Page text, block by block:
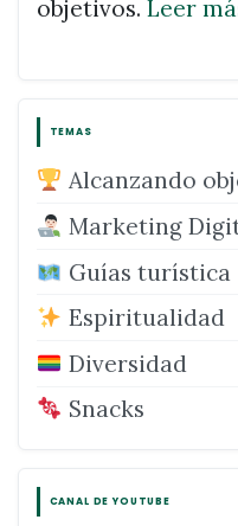
objetivos. Leer
TEMAS
Alcanzando
Marketing
Guías turística
Espiritualidad
Diversidad
Snacks
CANAL DE YOUTUBE